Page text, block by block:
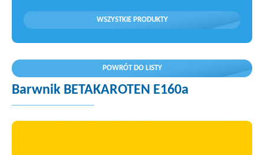
WSZYSTKIE PRODUKTY
POWRÓT DO LISTY
Barwnik BETAKAROTEN E160a